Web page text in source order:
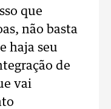
que
não basta
haja seu
de
vai